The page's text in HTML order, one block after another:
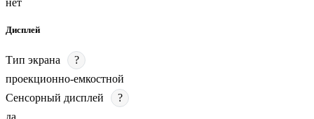
Дисплей
Тип экрана
?
проекционно-емкостной
Сенсорный дисплей
?
да